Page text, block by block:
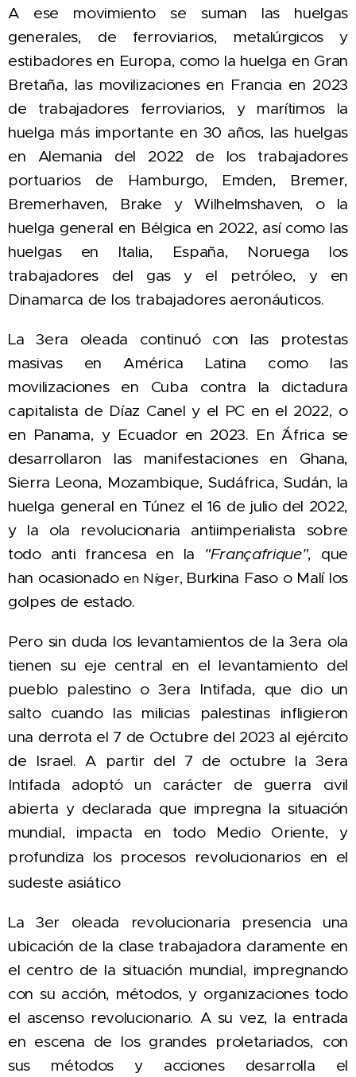
A ese movimiento se suman las huelgas
generales, de ferroviarios, metalúrgicos y
estibadores en Europa, como la huelga en Gran
Bretaña, las movilizaciones en Francia en 2023
de trabajadores ferroviarios, y marítimos la
huelga más importante en 30 años, las huelgas
en Alemania del 2022 de los trabajadores
portuarios de Hamburgo, Emden, Bremer,
Bremerhaven, Brake y Wilhelmshaven, o la
huelga general en Bélgica en 2022, así como las
huelgas en Italia, España, Noruega los
trabajadores del gas y el petróleo, y en
Dinamarca de los trabajadores aeronáuticos.
La 3era oleada continuó con las protestas
masivas en América Latina como las
movilizaciones en Cuba contra la dictadura
capitalista de Díaz Canel y el PC en el 2022, o
en Panama, y Ecuador en 2023. En ´África se
desarrollaron las manifestaciones en Ghana,
Sierra Leona, Mozambique, Sudáfrica, Sudán, la
huelga general en Túnez el 16 de julio del 2022,
y la ola revolucionaria antiimperialista sobre
todo anti francesa en la "Françafrique", que
han ocasionadoen Níger, Burkina Faso o Malí los
golpes de estado.
Pero sin duda los levantamientos de la 3era ola
tienen su eje central en el levantamiento del
pueblo palestino o 3era Intifada, que dio un
salto cuando las milicias palestinas infligieron
una derrota el 7 de Octubre del 2023 al ejército
de Israel. A partir del 7 de octubre la 3era
Intifada adoptó un carácter de guerra civil
abierta y declarada que impregna la situación
mundial, impacta en todo Medio Oriente, y
profundiza los procesos revolucionarios en el
sudeste asiático
La 3er oleada revolucionaria presencia una
ubicación de la clase trabajadora claramente en
el centro de la situación mundial, impregnando
con su acción, métodos, y organizaciones todo
el ascenso revolucionario. A su vez, la entrada
en escena de los grandes proletariados, con
sus métodos y acciones desarrolla el